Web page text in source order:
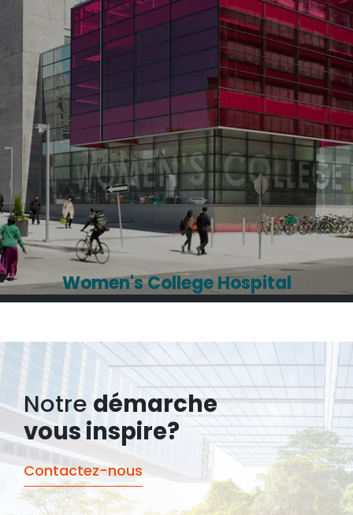
Women's College Hospital
Notre démarche
vous inspire?
Contactez-nous